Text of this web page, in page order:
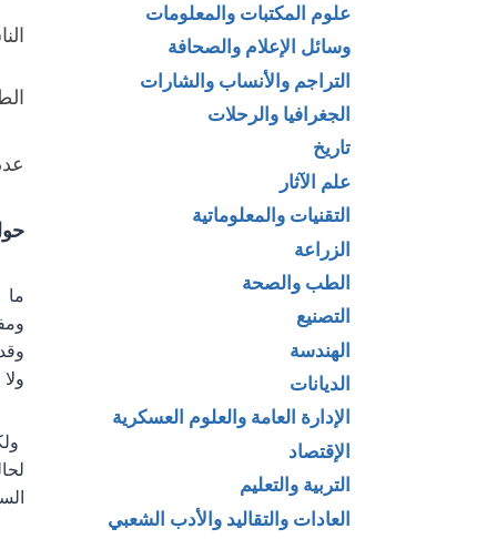
ما
علوم المكتبات والمعلومات
وسائل الإعلام والصحافة
التراجم والأنساب والشارات
الجغرافيا والرحلات
تاريخ
علم الآثار
التقنيات والمعلوماتية
الزراعة
الطب والصحة
التصنيع
الهندسة
الديانات
الإدارة العامة والعلوم العسكرية
الإقتصاد
التربية والتعليم
العادات والتقاليد والأدب الشعبي